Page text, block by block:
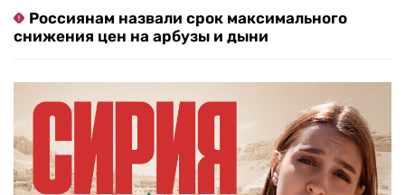
Россиянам назвали срок максимального
снижения цен на арбузы и дыни